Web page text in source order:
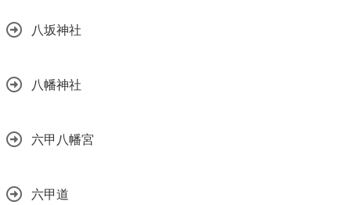
八坂神社
八幡神社
六甲八幡宮
六甲道